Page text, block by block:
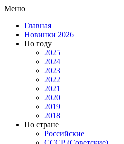
Меню
Главная
Новинки 2026
По году
2025
2024
2023
2022
2021
2020
2019
2018
По стране
Российские